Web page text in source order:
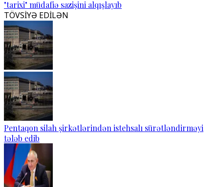
"tarixi" müdafiə sazişini alqışlayıb
TÖVSİYƏ EDİLƏN
Pentaqon silah şirkətlərindən istehsalı sürətləndirməyi
tələb edib